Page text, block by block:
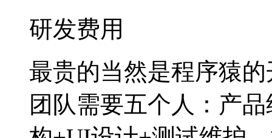
研发费用
最贵的当然是程序猿
团队需要五个人：产